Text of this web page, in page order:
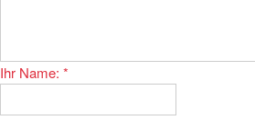
Ihr Name:*